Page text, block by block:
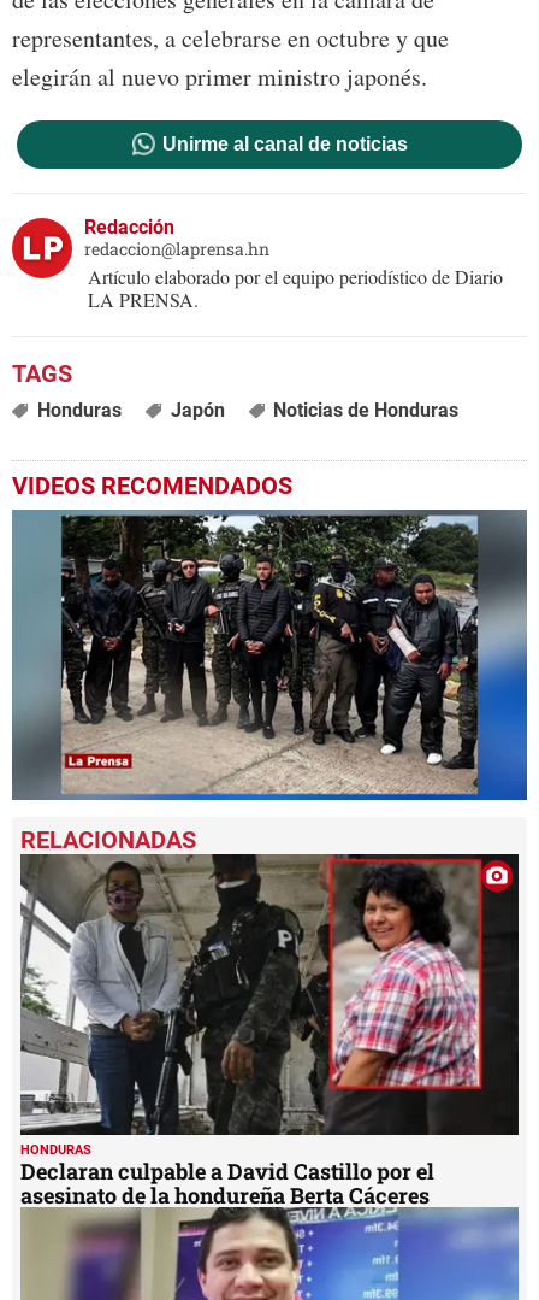
representantes, a celebrarse en octubre y que
elegirán al nuevo primer ministro japonés.
Unirme al canal de noticias
Redacción
redaccion@laprensa.hn
Artículo elaborado por el equipo periodístico de Diario
LA PRENSA.
Honduras Japón Noticias de Honduras
VIDEOS RECOMENDADOS
seconds
of
minute,
25
seconds
HONDURAS
Declaran culpable a David Castillo por el
asesinato de la hondureña Berta Cáceres